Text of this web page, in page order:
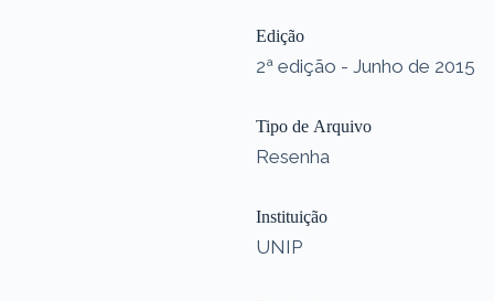
Edição
2ª edição - Junho de 2015
Tipo de Arquivo
Resenha
Instituição
UNIP